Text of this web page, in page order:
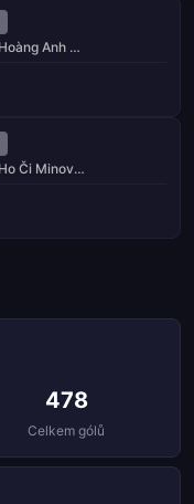
Hoàng Anh Gia Lai
Ho Či Minovo Město
478
Celkem gólů